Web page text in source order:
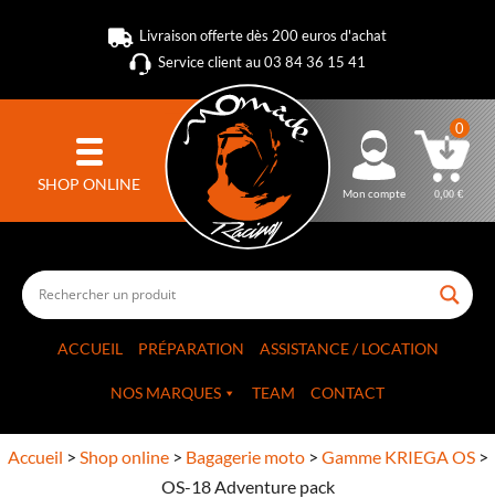
Livraison offerte dès 200 euros d'achat
Service client au 03 84 36 15 41
SHOP ONLINE Mon compte
0
0,00€
ACCUEIL PRÉPARATION ASSISTANCE / LOCATION
NOS MARQUES TEAM CONTACT
Accueil > Shop online> Bagagerie moto> Gamme KRIEGA OS>
OS-18 Adventure pack